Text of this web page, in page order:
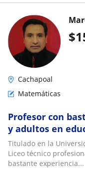
$
Cachapoal
Matemáticas
Profesor con
y adultos en
superior
Titulado en la
Liceo técnico
bastante experiencia...